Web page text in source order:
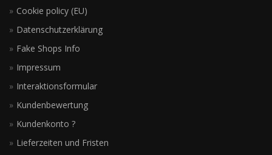
Cookie policy (EU)
Datenschutzerklärung
Fake Shops Info
Impressum
Interaktionsformular
Kundenbewertung
Kundenkonto ?
Lieferzeiten und Fristen